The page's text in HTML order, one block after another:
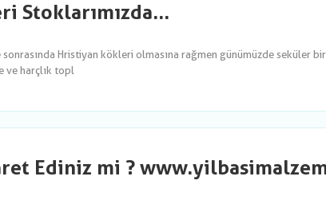
Stoklarımızda...
Hristiyan kökleri olmasına rağmen günümüzde seküler
ve harçlık topl
Ediniz mi ?